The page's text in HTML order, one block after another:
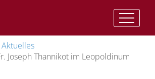
Aktuelles
Joseph Thannikot im Leopoldinum